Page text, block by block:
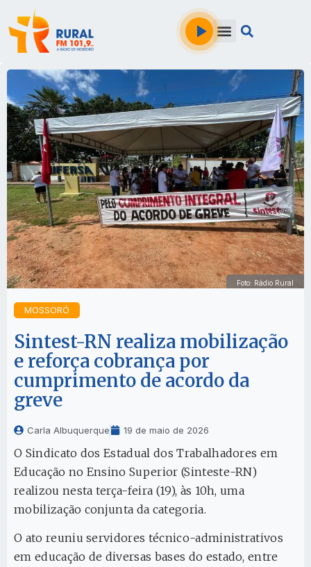
Foto: Rádio Rural
MOSSORÓ
Sintest-RN realiza mobilização
e reforça cobrança por
cumprimento de acordo da
greve
Carla Albuquerque 19 de maio de 2026
O Sindicato dos Estadual dos Trabalhadores em
Educação no Ensino Superior (Sinteste-RN)
realizou nesta terça-feira (19), às 10h, uma
mobilização conjunta da categoria.
O ato reuniu servidores técnico-administrativos
em educação de diversas bases do estado, entre